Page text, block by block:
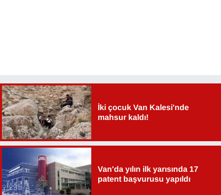
İki çocuk Van Kalesi'nde
mahsur kaldı!
Van'da yılın ilk yarısında 17
patent başvurusu yapıldı
SAĞLIK
Seri İlan
Sinema - TV
SİYASET
SPOR